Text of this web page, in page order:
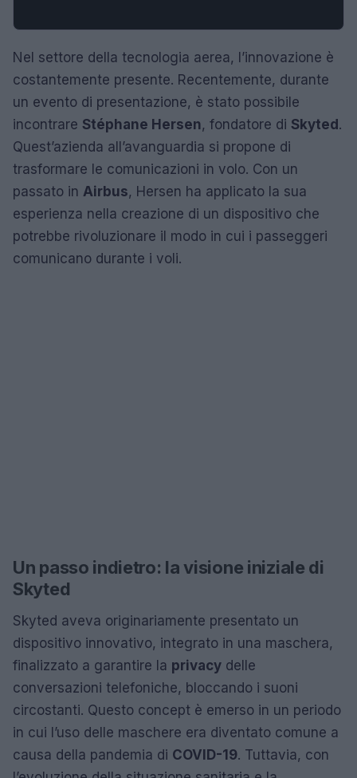
Nel settore della tecnologia aerea, l’innovazione è
costantemente presente. Recentemente, durante
un evento di presentazione, è stato possibile
incontrare Stéphane Hersen, fondatore di Skyted .
Quest’azienda all’avanguardia si propone di
trasformare le comunicazioni in volo. Con un
passato in Airbus, Hersen ha applicato la sua
esperienza nella creazione di un dispositivo che
potrebbe rivoluzionare il modo in cui i passeggeri
comunicano durante i voli.
Un passo indietro: la visione iniziale di
Skyted
Skyted aveva originariamente presentato un
dispositivo innovativo, integrato in una maschera,
finalizzato a garantire la privacy delle
conversazioni telefoniche, bloccando i suoni
circostanti. Questo concept è emerso in un periodo
in cui l’uso delle maschere era diventato comune a
causa della pandemia di COVID-19. Tuttavia, con